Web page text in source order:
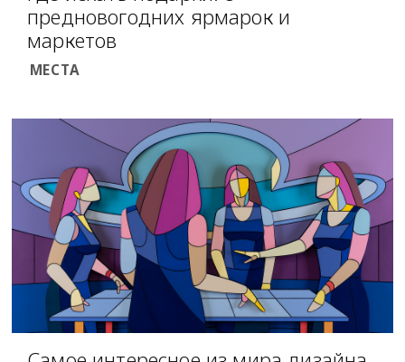
предновогодних ярмарок и
маркетов
МЕСТА